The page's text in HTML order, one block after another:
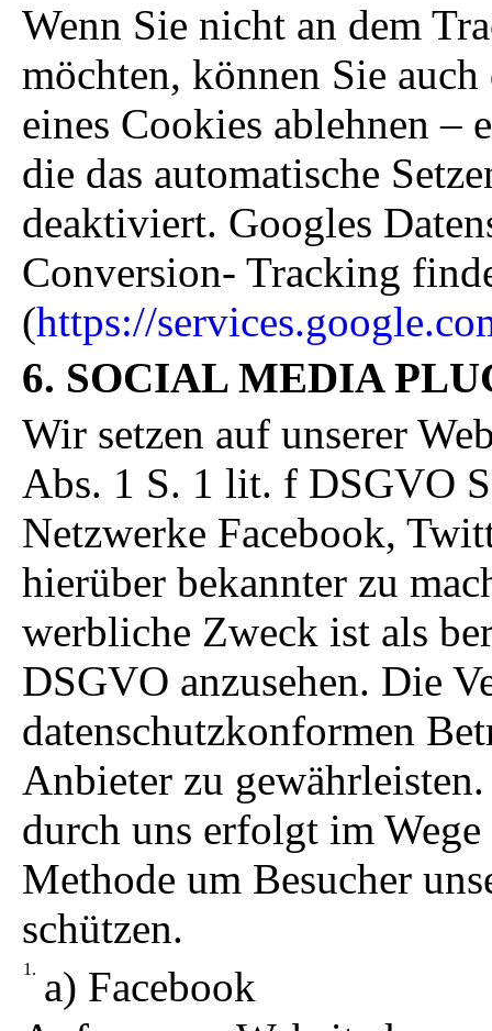
Wenn Sie nicht an dem
möchten, können Sie
eines Cookies ablehnen –
die das automatische
deaktiviert. Googles
Conversion- Tracking
(https://
6. SOCIAL MEDIA
Wir setzen auf unserer
Abs. 1 S. 1 lit. f DSGVO
Netzwerke Facebook,
hierüber bekannter zu
werbliche Zweck ist als
DSGVO anzusehen. Die
datenschutzkonformen
Anbieter zu
durch uns erfolgt im
Methode um Besucher
schützen.
a) Facebook